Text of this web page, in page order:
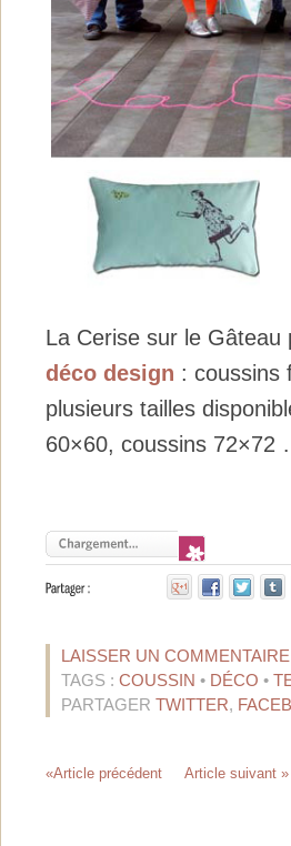
La Cerise sur le Gâteau
déco design : coussins
plusieurs tailles
60×60, coussins 72×72
LAISSER UN COMMENTAIRE
TAGS : COUSSIN • DÉCO •
PARTAGER TWITTER,
«Article précédent Article suivant »